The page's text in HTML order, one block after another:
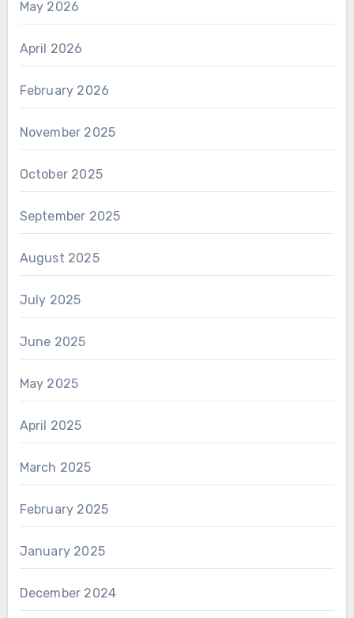
May 2026
April 2026
February 2026
November 2025
October 2025
September 2025
August 2025
July 2025
June 2025
May 2025
April 2025
March 2025
February 2025
January 2025
December 2024